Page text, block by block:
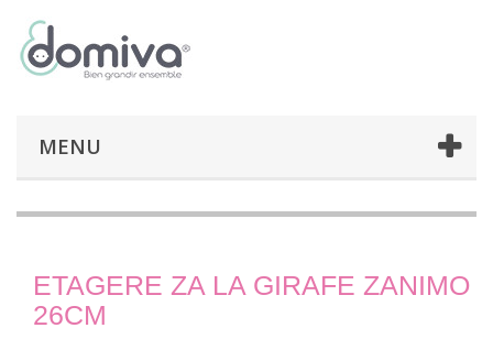
MENU
ETAGERE ZA LA GIRAFE ZANIMO
26CM